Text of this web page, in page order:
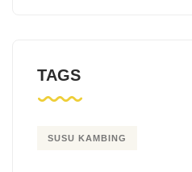
TAGS
SUSU KAMBING